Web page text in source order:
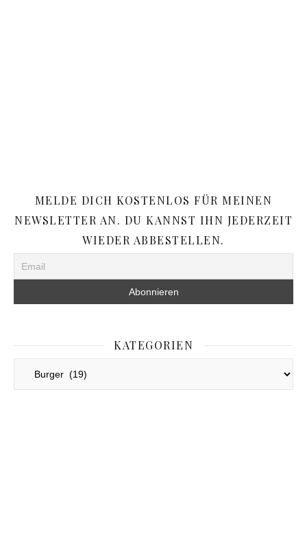
MELDE DICH KOSTENLOS FÜR MEINEN
NEWSLETTER AN. DU KANNST IHN JEDERZEIT
WIEDER ABBESTELLEN.
KATEGORIEN